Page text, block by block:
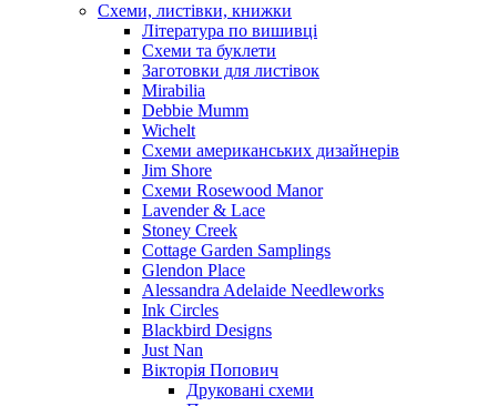
Схеми, листівки, книжки
Література по вишивці
Схеми та буклети
Заготовки для листівок
Mirabilia
Debbie Mumm
Wichelt
Схеми американських дизайнерів
Jim Shore
Cхеми Rosewood Manor
Lavender & Lace
Stoney Creek
Cottage Garden Samplings
Glendon Place
Alessandra Adelaide Needleworks
Ink Circles
Blackbird Designs
Just Nan
Вікторія Попович
Друковані схеми